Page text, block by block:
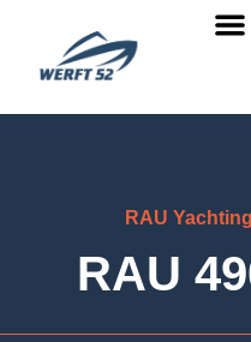
RAU Yachting
RAU